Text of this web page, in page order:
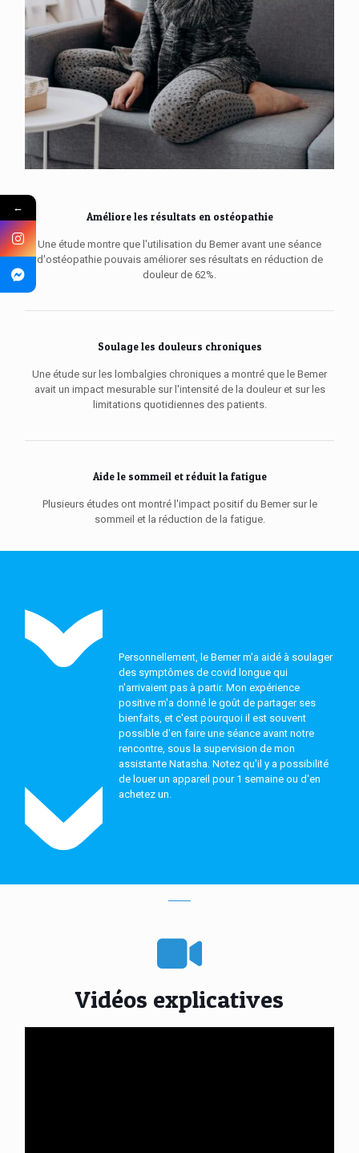
Améliore les résultats en ostéopathie
Une étude montre que l'utilisation du Bemer avant une séance
d'ostéopathie pouvais améliorer ses résultats en réduction de
douleur de 62%.
Soulage les douleurs chroniques
Une étude sur les lombalgies chroniques a montré que le Bemer
avait un impact mesurable sur l'intensité de la douleur et sur les
limitations quotidiennes des patients.
Aide le sommeil et réduit la fatigue
Plusieurs études ont montré l'impact positif du Bemer sur le
sommeil et la réduction de la fatigue.
Personnellement, le Bemer m'a aidé à soulager
des symptômes de covid longue qui
n'arrivaient pas à partir. Mon expérience
positive m'a donné le goût de partager ses
bienfaits, et c'est pourquoi il est souvent
possible d'en faire une séance avant notre
rencontre, sous la supervision de mon
assistante Natasha. Notez qu'il y a possibilité
de louer un appareil pour 1 semaine ou d'en
achetez un.
Vidéos explicatives
←